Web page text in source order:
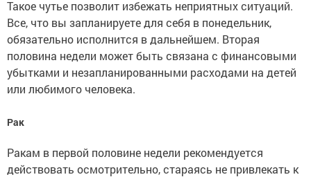
Такое чутье позволит избежать неприятных ситуаций.
Все, что вы запланируете для себя в понедельник,
обязательно исполнится в дальнейшем. Вторая
половина недели может быть связана с финансовыми
убытками и незапланированными расходами на детей
или любимого человека.
Рак
Ракам в первой половине недели рекомендуется
действовать осмотрительно, стараясь не привлекать к